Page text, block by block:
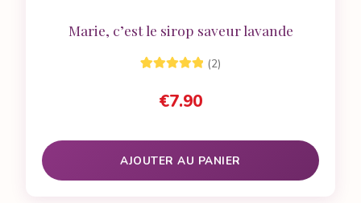
Marie, c’est le sirop saveur lavande
5 basé sur
(2)
€7.90
AJOUTER AU PANIER